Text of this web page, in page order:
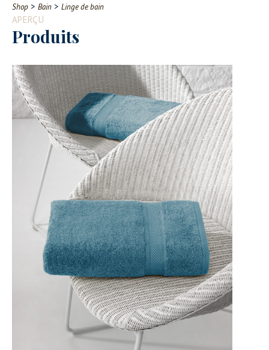
Contact
Shop > Bain > Linge de bain
APERÇU
Produits